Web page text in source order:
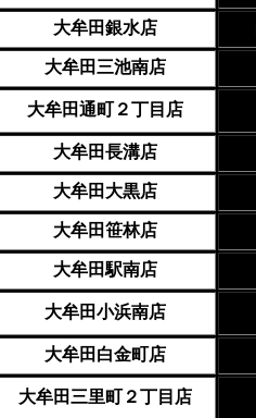
大牟田銀水店
大牟田三池南店
大牟田通町２丁目店
大牟田長溝店
大牟田大黒店
大牟田笹林店
大牟田駅南店
大牟田小浜南店
大牟田白金町店
大牟田三里町２丁目店